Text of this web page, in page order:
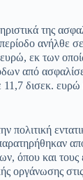
της
εκ των
από
δισεκ. ευρώ
όπου και
οργάνωσης στις